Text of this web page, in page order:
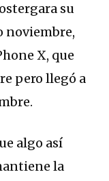
su
noviembre,
X, que
pero llegó a
algo así
la